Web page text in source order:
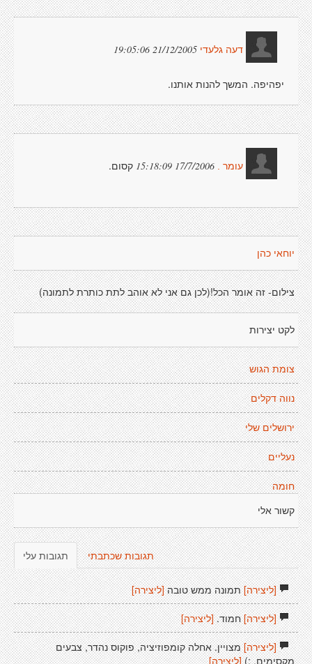
דעה גלעדי 21/12/2005 19:05:06
יפהיפה. המשך להנות אותנו.
עומר . 17/7/2006 15:18:09 קסום.
יוחאי כהן
צילום- זה אומר הכל!(לכן גם אני לא אוהב לתת כותרת לתמונה)
לקט יצירות
צומת הגוש
נווה דקלים
ירושלים שלי
נעליים
חומה
קשור אלי
תגובות עלי תגובות שכתבתי
[ליצירה]תמונה ממש טובה [ליצירה]
[ליצירה]חמוד. [ליצירה]
[ליצירה]מצויין. אחלה קומפוזיציה, פוקוס נהדר, צבעים
מקסימים. :) [ליצירה]